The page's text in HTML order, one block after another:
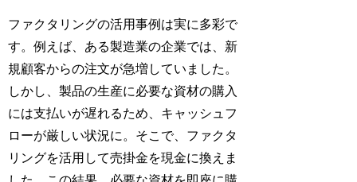
ファクタリングの活用事例は実に多彩で
す。例えば、ある製造業の企業では、新
規顧客からの注文が急増していました。
しかし、製品の生産に必要な資材の購入
には支払いが遅れるため、キャッシュフ
ローが厳しい状況に。そこで、ファクタ
リングを活用して売掛金を現金に換えま